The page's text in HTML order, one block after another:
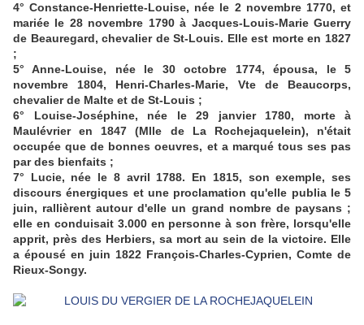
4° Constance-Henriette-Louise, née le 2 novembre 1770, et
mariée le 28 novembre 1790 à Jacques-Louis-Marie Guerry
de Beauregard, chevalier de St-Louis. Elle est morte en 1827
;
5° Anne-Louise, née le 30 octobre 1774, épousa, le 5
novembre 1804, Henri-Charles-Marie, Vte de Beaucorps,
chevalier de Malte et de St-Louis ;
6° Louise-Joséphine, née le 29 janvier 1780, morte à
Maulévrier en 1847 (Mlle de La Rochejaquelein), n'était
occupée que de bonnes oeuvres, et a marqué tous ses pas
par des bienfaits ;
7° Lucie, née le 8 avril 1788. En 1815, son exemple, ses
discours énergiques et une proclamation qu'elle publia le 5
juin, rallièrent autour d'elle un grand nombre de paysans ;
elle en conduisait 3.000 en personne à son frère, lorsqu'elle
apprit, près des Herbiers, sa mort au sein de la victoire. Elle
a épousé en juin 1822 François-Charles-Cyprien, Comte de
Rieux-Songy.